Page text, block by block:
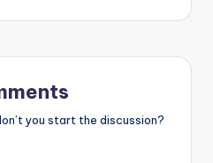
you start the discussion?